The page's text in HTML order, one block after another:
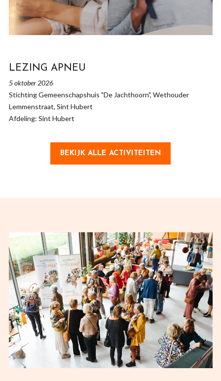
LEZING APNEU
5 oktober 2026
Stichting Gemeenschapshuis "De Jachthoorn", Wethouder
Lemmenstraat, Sint Hubert
Afdeling: Sint Hubert
BEKIJK ALLE ACTIVITEITEN